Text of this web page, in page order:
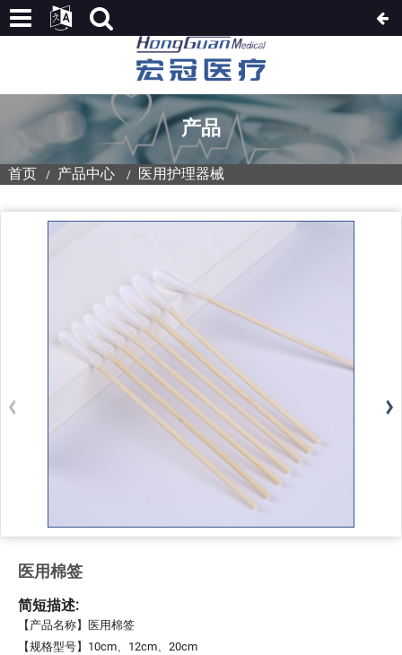
产品
首页 产品中心 医用护理器械
医用棉签
简短描述:
【产品名称】医用棉签
【规格型号】10cm、12cm、20cm